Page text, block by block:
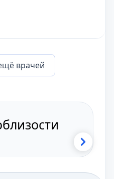
врачей